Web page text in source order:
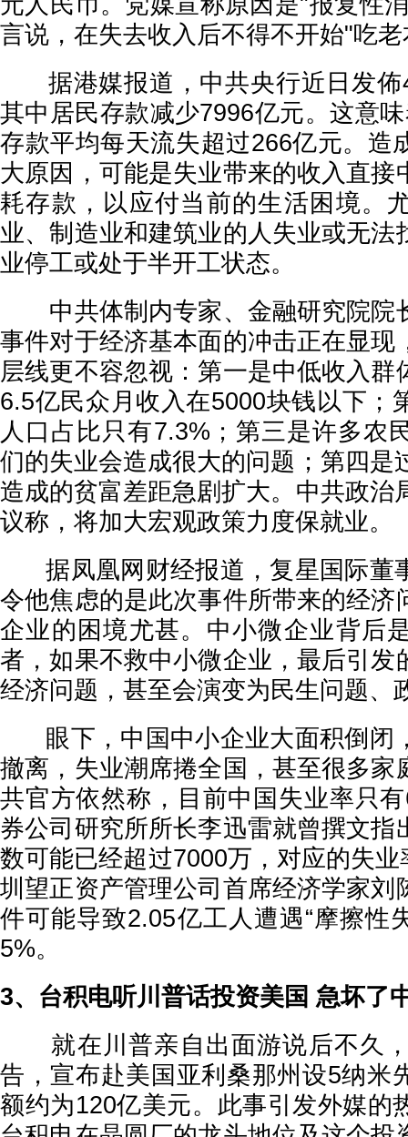
言说，在失去收入后不得不开始"吃
据港媒报道，中共央行近日发佈
其中居民存款减少7996亿元。这意
存款平均每天流失超过266亿元。造
大原因，可能是失业带来的收入直接
耗存款，以应付当前的生活困境。
业、制造业和建筑业的人失业或无法
业停工或处于半开工状态。
中共体制内专家、金融研究院院
事件对于经济基本面的冲击正在显现
层线更不容忽视：第一是中低收入群
6.5亿民众月收入在5000块钱以下；
人口占比只有7.3%；第三是许多农
们的失业会造成很大的问题；第四是
造成的贫富差距急剧扩大。中共政治
议称，将加大宏观政策力度保就业。
据凤凰网财经报道，复星国际董
令他焦虑的是此次事件所带来的经济
企业的困境尤甚。中小微企业背后
者，如果不救中小微企业，最后引发
经济问题，甚至会演变为民生问题、
眼下，中国中小企业大面积倒闭
撤离，失业潮席捲全国，甚至很多家
共官方依然称，目前中国失业率只
券公司研究所所长李迅雷就曾撰文指
数可能已经超过7000万，对应的失
圳望正资产管理公司首席经济学家刘
件可能导致2.05亿工人遭遇“摩擦性
5%。
3、台积电听川普话投资美国 急坏了
就在川普亲自出面游说后不久，
告，宣布赴美国亚利桑那州设5纳米
额约为120亿美元。此事引发外媒的